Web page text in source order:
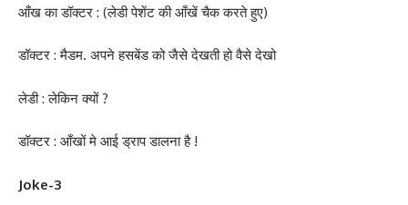
आँख का डॉक्टर : (लेडी पेशेंट की आँखें चैक करते हुए)
डॉक्टर : मैडम. अपने हसबेंड को जैसे देखती हो वैसे देखो
लेडी : लेकिन क्यों ?
डॉक्टर : आँखों मे आई ड्राप डालना है !
Joke-3